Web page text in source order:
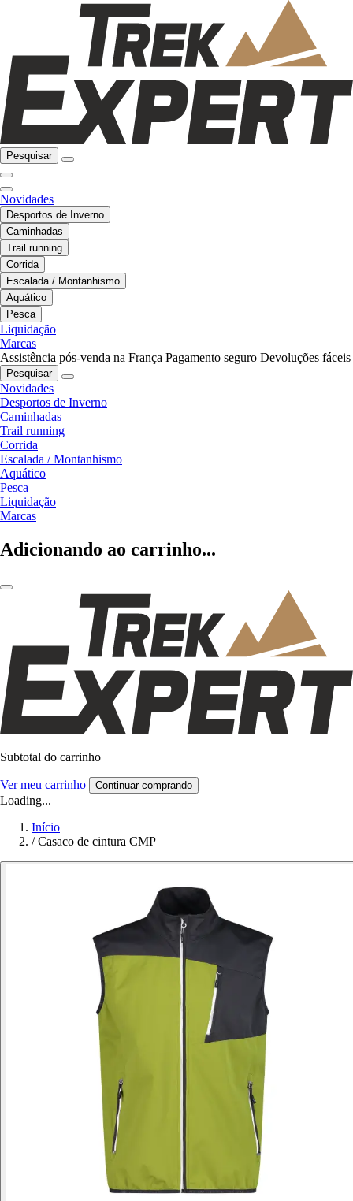
Pesquisar
Novidades
Desportos de Inverno
Caminhadas
Trail running
Corrida
Escalada / Montanhismo
Aquático
Pesca
Liquidação
Marcas
Assistência pós-venda na França Pagamento seguro Devoluções fáceis
Pesquisar
Novidades
Desportos de Inverno
Caminhadas
Trail running
Corrida
Escalada / Montanhismo
Aquático
Pesca
Liquidação
Marcas
Adicionando ao carrinho...
Subtotal do carrinho
Ver meu carrinho Continuar comprando
Loading...
Início
/ Casaco de cintura CMP